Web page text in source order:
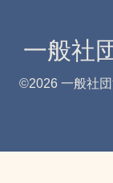
一般社
©2026 一般社